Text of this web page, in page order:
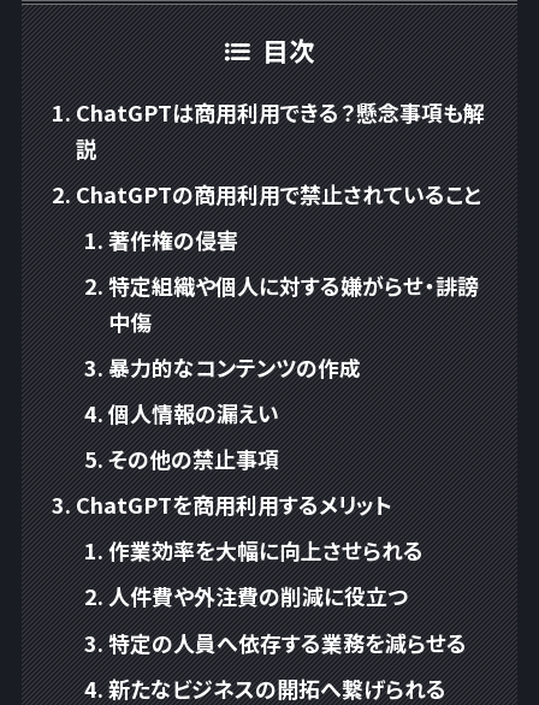
目次
ChatGPTは商用利用できる？懸念事項も解
説
ChatGPTの商用利用で禁止されていること
著作権の侵害
特定組織や個人に対する嫌がらせ・誹謗
中傷
暴力的なコンテンツの作成
個人情報の漏えい
その他の禁止事項
ChatGPTを商用利用するメリット
作業効率を大幅に向上させられる
人件費や外注費の削減に役立つ
特定の人員へ依存する業務を減らせる
新たなビジネスの開拓へ繋げられる